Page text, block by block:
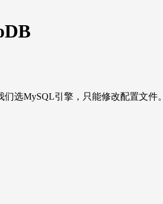
选MySQL引擎，只能修改配置文件。